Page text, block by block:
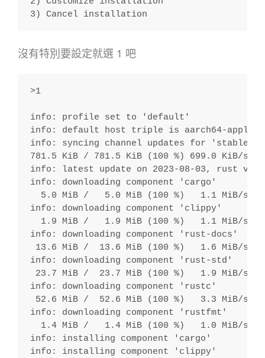
3) Cancel installation
沒有特別要設定就選 1 吧
>1
info: profile set to 'default'
info: default host triple is aarch64-apple-
info: syncing channel updates for 'stable-
781.5 KiB / 781.5 KiB (100 %) 699.0 KiB/s
info: latest update on 2023-08-03, rust
info: downloading component 'cargo'
5.0 MiB /   5.0 MiB (100 %)   1.1 MiB/s
info: downloading component 'clippy'
1.9 MiB /   1.9 MiB (100 %)   1.1 MiB/s
info: downloading component 'rust-docs'
13.6 MiB /  13.6 MiB (100 %)   1.6 MiB/s
info: downloading component 'rust-std'
23.7 MiB /  23.7 MiB (100 %)   1.9 MiB/s
info: downloading component 'rustc'
52.6 MiB /  52.6 MiB (100 %)   3.3 MiB/s
info: downloading component 'rustfmt'
1.4 MiB /   1.4 MiB (100 %)   1.0 MiB/s
info: installing component 'cargo'
info: installing component 'clippy'